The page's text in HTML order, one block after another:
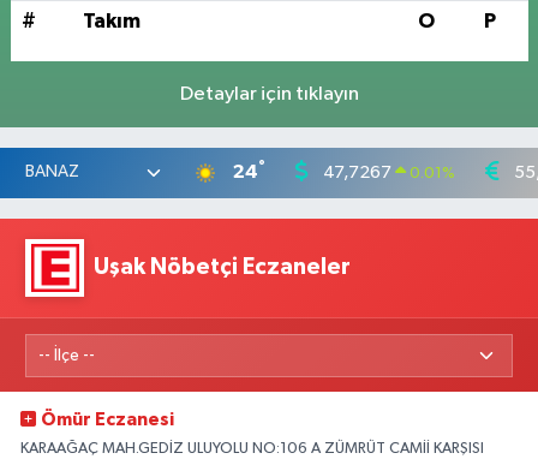
# Takım O P
Detaylar için tıklayın
24° 47,7267 0.01 %
Uşak Nöbetçi Eczaneler
Ömür Eczanesi
KARAAĞAÇ MAH.GEDİZ ULUYOLU NO:106 A ZÜMRÜT CAMİİ KARŞISI